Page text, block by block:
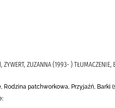
ZYWERT, ZUZANNA (1993- )
Rodzina patchworkowa, Przyjaźń, Barki